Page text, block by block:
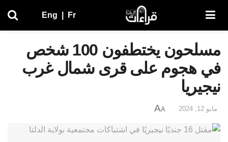
Eng Fr
مسلحون يختطفون 100 شخص
في هجوم على قرى شمال غرب
نيجيريا
مايو 12, 2024 A
A